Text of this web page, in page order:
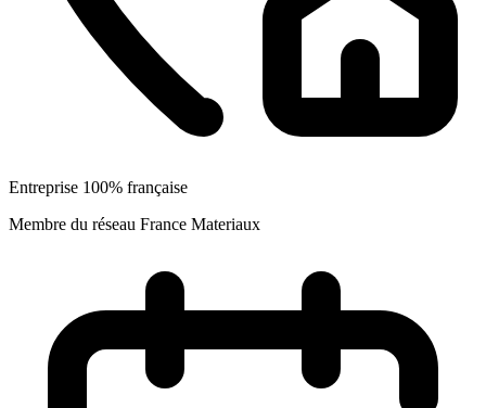
Entreprise 100% française
Membre du réseau France Materiaux